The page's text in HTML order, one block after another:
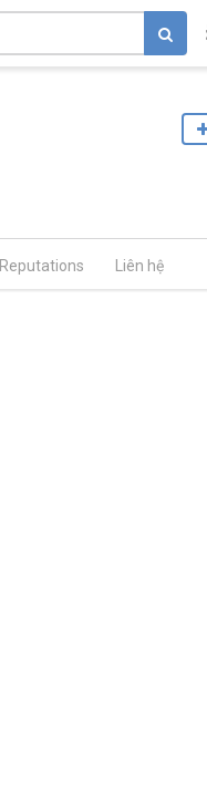
Reputations Liên hệ